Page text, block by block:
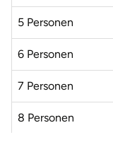
5 Personen
6 Personen
7 Personen
8 Personen
Fürth
Geiselwind
Gelnhausen